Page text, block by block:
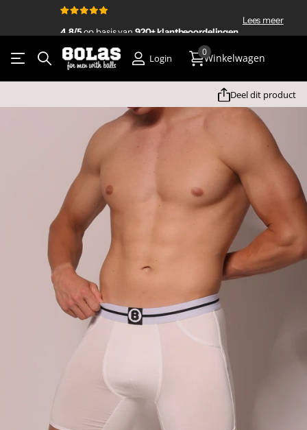
4.8/5op basis van920+ klantbeoordelingen
Lees meer
4.8/5
Login Winkelwagen
0
Deel dit product